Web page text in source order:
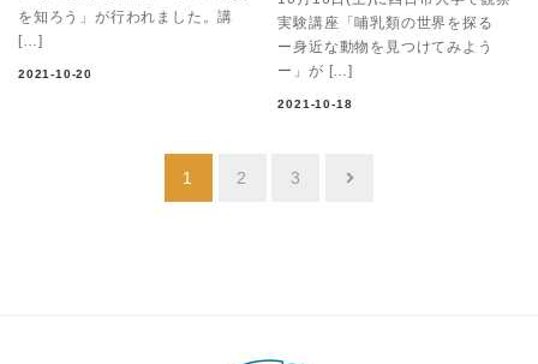
を知ろう」が行われました。講
[…]
2021-10-20
実験講座「哺乳類の世界を探る
ー身近な動物を見つけてみよう
ー」が […]
2021-10-18
1 2 3